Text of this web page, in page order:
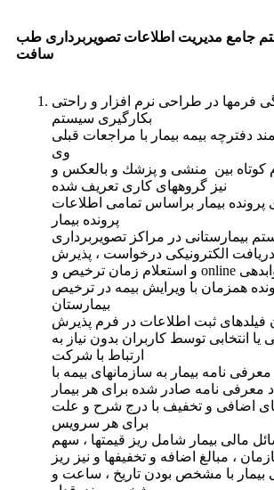
جامع مدیریت اطلاعات تصویربرداری طب
سافت
فرمها در طراحی نرم افزار و راحتی
بكارگیری سیستم
دفترچه بیمه بیمار با مراجعات قبلی
وی
كوتاه بین منشی و پزشك و بالعكس و
نیز گروههای كاری تعریف شده
بیمار براساس تمامی اطلاعات
پرونده بیمار
بیمارستانی در مراكز تصویربرداری
الكترونیكی درخواست ، پذیرش
خودكار ، جوابدهی online و استعلام زمان ترخیص و
همزمان با ویرایش بیمه در ترخیص
بیمارستان
فیلدهای ثبت اطلاعات در فرم پذیرش
انتخابی توسط كاربران بدون نیاز به
ارتباط با شركت
نامه بیمار به سازمانهای بیمه با
معرفی نامه صادر شده برای هر بیمار
اضافی و تخفیف با درج شرح و علت
برای هر سرویس
مالی بیمار شامل ریز قیمتها ، سهم
، مبالغ اضافه و تخفیفها و نیز ریز
بیمار با مشخص بودن تاریخ ، ساعت و